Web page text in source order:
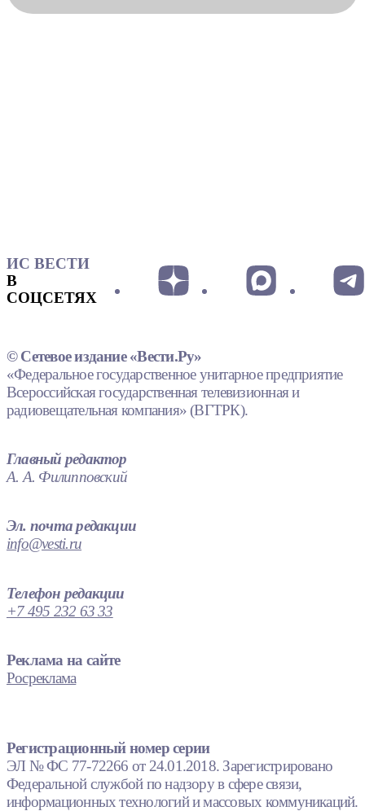
ИС ВЕСТИ
В
СОЦСЕТЯХ
© Сетевое издание «Вести.Ру»
«Федеральное государственное унитарное предприятие
Всероссийская государственная телевизионная и
радиовещательная компания» (ВГТРК).
Главный редактор
А. А. Филипповский
Эл. почта редакции
info@vesti.ru
Телефон редакции
+7 495 232 63 33
Реклама на сайте
Росреклама
Регистрационный номер серии
ЭЛ № ФС 77-72266 от 24.01.2018. Зарегистрировано
Федеральной службой по надзору в сфере связи,
информационных технологий и массовых коммуникаций.